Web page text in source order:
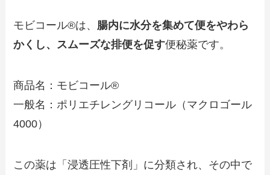
モビコール®は、 腸内に水分を集めて便をやわら
かくし、スムーズな排便を促す便秘薬です。
商品名：モビコール®
一般名：ポリエチレングリコール（マクロゴール
4000）
この薬は「浸透圧性下剤」に分類され、その中で